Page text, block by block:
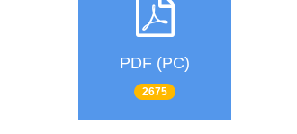
PDF (PC)
2675